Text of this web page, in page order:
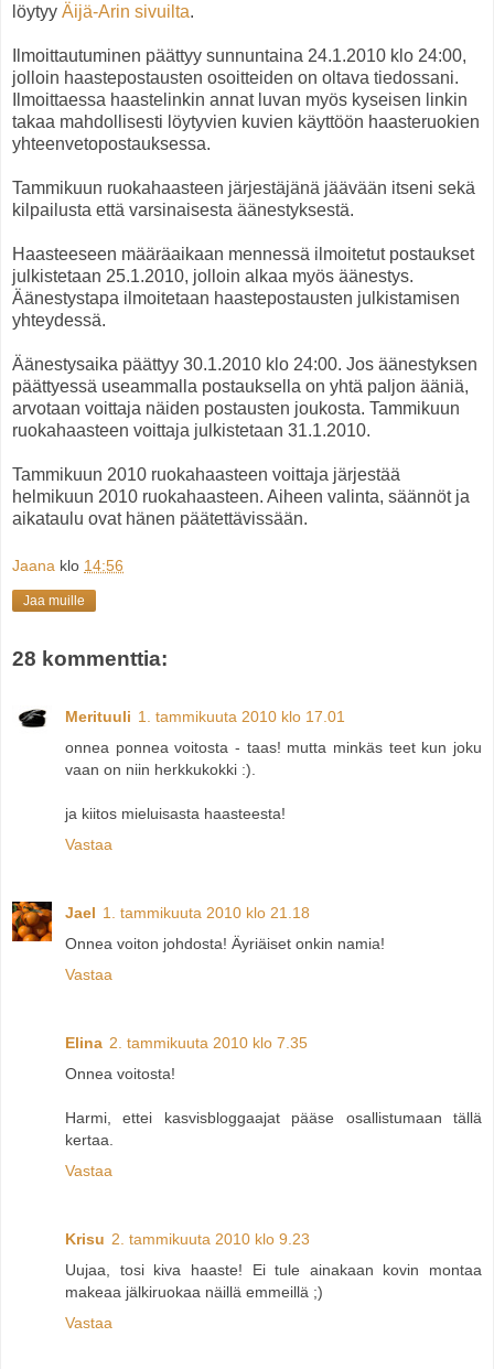
löytyy Äijä-Arin sivuilta.
Ilmoittautuminen päättyy sunnuntaina 24.1.2010 klo 24:00,
jolloin haastepostausten osoitteiden on oltava tiedossani.
Ilmoittaessa haastelinkin annat luvan myös kyseisen linkin
takaa mahdollisesti löytyvien kuvien käyttöön haasteruokien
yhteenvetopostauksessa.
Tammikuun ruokahaasteen järjestäjänä jäävään itseni sekä
kilpailusta että varsinaisesta äänestyksestä.
Haasteeseen määräaikaan mennessä ilmoitetut postaukset
julkistetaan 25.1.2010, jolloin alkaa myös äänestys.
Äänestystapa ilmoitetaan haastepostausten julkistamisen
yhteydessä.
Äänestysaika päättyy 30.1.2010 klo 24:00. Jos äänestyksen
päättyessä useammalla postauksella on yhtä paljon ääniä,
arvotaan voittaja näiden postausten joukosta. Tammikuun
ruokahaasteen voittaja julkistetaan 31.1.2010.
Tammikuun 2010 ruokahaasteen voittaja järjestää
helmikuun 2010 ruokahaasteen. Aiheen valinta, säännöt ja
aikataulu ovat hänen päätettävissään.
Jaana klo 14:56
Jaa muille
28 kommenttia:
Merituuli 1. tammikuuta 2010 klo 17.01
onnea ponnea voitosta - taas! mutta minkäs teet kun joku
vaan on niin herkkukokki :).
ja kiitos mieluisasta haasteesta!
Vastaa
Jael 1. tammikuuta 2010 klo 21.18
Onnea voiton johdosta! Äyriäiset onkin namia!
Vastaa
Elina 2. tammikuuta 2010 klo 7.35
Onnea voitosta!
Harmi, ettei kasvisbloggaajat pääse osallistumaan tällä
kertaa.
Vastaa
Krisu 2. tammikuuta 2010 klo 9.23
Uujaa, tosi kiva haaste! Ei tule ainakaan kovin montaa
makeaa jälkiruokaa näillä emmeillä ;)
Vastaa